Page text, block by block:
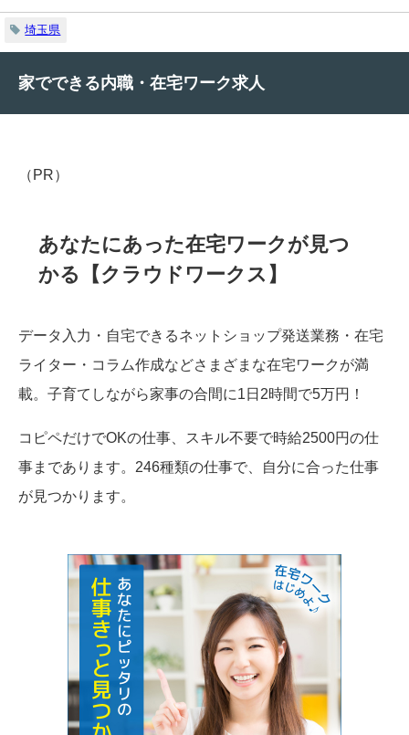
埼玉県
家でできる内職・在宅ワーク求人
（PR）
あなたにあった在宅ワークが見つ
かる【クラウドワークス】
データ入力・自宅できるネットショップ発送業務・在宅
ライター・コラム作成などさまざまな在宅ワークが満
載。子育てしながら家事の合間に1日2時間で5万円！
コピペだけでOKの仕事、スキル不要で時給2500円の仕
事まであります。246種類の仕事で、自分に合った仕事
が見つかります。